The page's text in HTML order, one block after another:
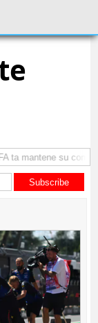
ta mantene su como
Subscribe